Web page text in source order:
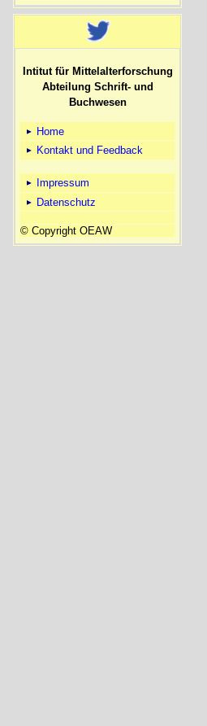
Intitut für Mittelalterforschung
Abteilung Schrift- und
Buchwesen
Home
Kontakt und Feedback
Impressum
Datenschutz
© Copyright OEAW